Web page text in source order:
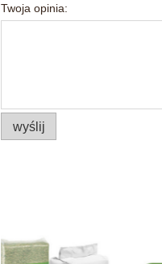
Twoja opinia:
wyślij